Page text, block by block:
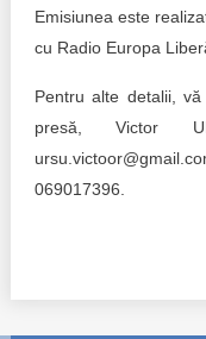
Emisiunea este
cu Radio Europa
Pentru alte detalii,
presă, Victor
069017396.